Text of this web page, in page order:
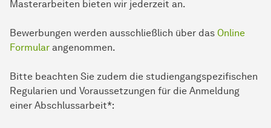
Masterarbeiten bieten wir jederzeit an.
Bewerbungen werden ausschließlich über das Online
Formular angenommen.
Bitte beachten Sie zudem die studiengangspezifischen
Regularien und Voraussetzungen für die Anmeldung
einer Abschlussarbeit*: